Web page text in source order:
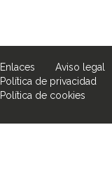
Enlaces
Aviso legal
Política de privacidad
Política de cookies